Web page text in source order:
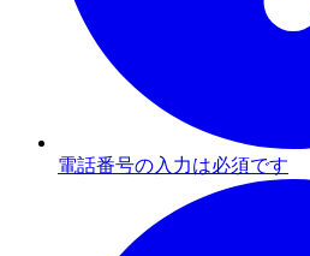
電話番号の入力は必須です